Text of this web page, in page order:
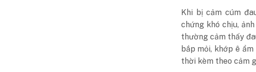
Khi bị cảm cúm
chứng khó chịu,
thường cảm thấy
bắp mỏi, khớp ê
thời kèm theo cảm